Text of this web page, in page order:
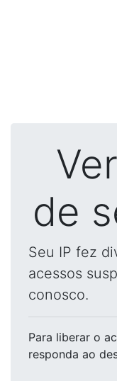
de
Seu IP fez
acessos
conosco.
Para liberar o
responda ao